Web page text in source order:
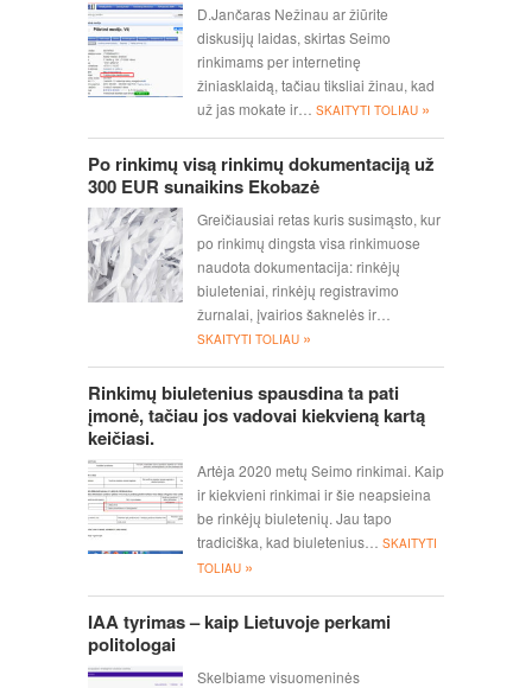
D.Jančaras Nežinau ar žiūrite
diskusijų laidas, skirtas Seimo
rinkimams per internetinę
žiniasklaidą, tačiau tiksliai žinau, kad
už jas mokate ir…
SKAITYTI TOLIAU »
Po rinkimų visą rinkimų dokumentaciją už
300 EUR sunaikins Ekobazė
Greičiausiai retas kuris susimąsto, kur
po rinkimų dingsta visa rinkimuose
naudota dokumentacija: rinkėjų
biuleteniai, rinkėjų registravimo
žurnalai, įvairios šaknelės ir…
SKAITYTI TOLIAU »
Rinkimų biuletenius spausdina ta pati
įmonė, tačiau jos vadovai kiekvieną kartą
keičiasi.
Artėja 2020 metų Seimo rinkimai. Kaip
ir kiekvieni rinkimai ir šie neapsieina
be rinkėjų biuletenių. Jau tapo
tradiciška, kad biuletenius…
SKAITYTI
TOLIAU »
IAA tyrimas – kaip Lietuvoje perkami
politologai
Skelbiame visuomeninės